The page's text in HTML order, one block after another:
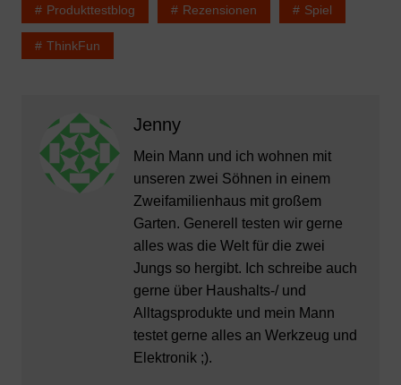
Produkttestblog Rezensionen Spiel
ThinkFun
Jenny
Mein Mann und ich wohnen mit
unseren zwei Söhnen in einem
Zweifamilienhaus mit großem
Garten. Generell testen wir gerne
alles was die Welt für die zwei
Jungs so hergibt. Ich schreibe auch
gerne über Haushalts-/ und
Alltagsprodukte und mein Mann
testet gerne alles an Werkzeug und
Elektronik ;).